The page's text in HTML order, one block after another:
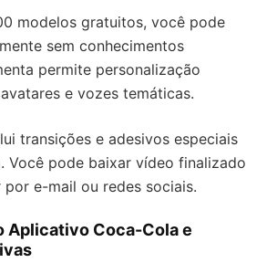
modelos gratuitos, você pode
sem conhecimentos
permite personalização
e vozes temáticas.
transições e adesivos especiais
Você pode baixar vídeo finalizado
e-mail ou redes sociais.
Aplicativo Coca-Cola e